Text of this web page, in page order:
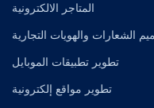
المتاجر الالكترونية
الشعارات والهويات التجارية
تطوير تطبيقات الموبايل
تطوير مواقع إلكترونية